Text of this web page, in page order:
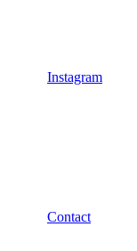
Instagram
Contact